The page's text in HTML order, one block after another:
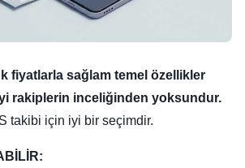
fiyatlarla sağlam temel özellikler
rakiplerin inceliğinden yoksundur.
takibi için iyi bir seçimdir.